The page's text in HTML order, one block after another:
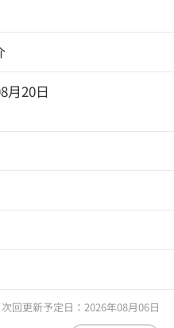
月20日
回更新予定日：2026年08月06日